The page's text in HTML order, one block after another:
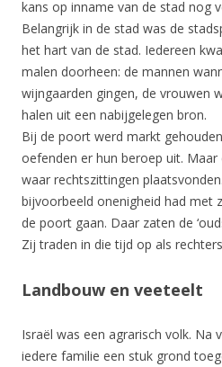
kans op inname van de stad nog
Belangrijk in de stad was de
het hart van de stad. Iedereen
malen doorheen: de mannen
wijngaarden gingen, de vrouwen
halen uit een nabijgelegen bron.
Bij de poort werd markt
oefenden er hun beroep uit.
waar rechtszittingen
bijvoorbeeld onenigheid had met
de poort gaan. Daar zaten de
Zij traden in die tijd op als
Landbouw en veeteelt
Israël was een agrarisch volk. Na
iedere familie een stuk grond